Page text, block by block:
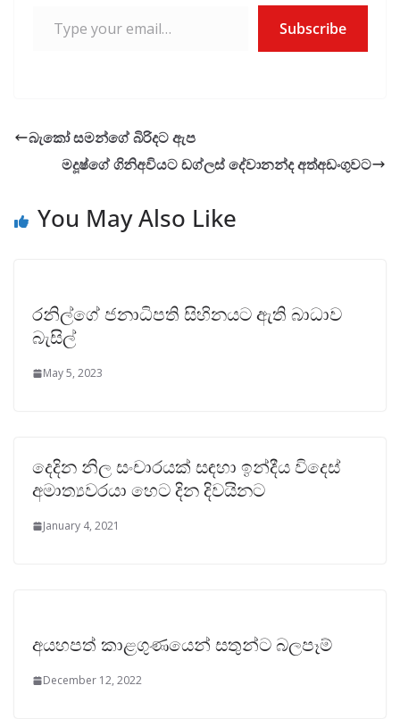
Subscribe
බැකෝ සමන්ගේ බිරිදට ඇප
මදූෂ්ගේ ගිනිඅවියට ඩග්ලස් දේවානන්ද අත්අඩංගුවට
You May Also Like
රනිල්ගේ ජනාධිපති සිහිනයට ඇති බාධාව
බැසිල්
May 5, 2023
දෙදින නිල සංචාරයක් සඳහා ඉන්දීය විදෙස්
අමාත්‍යවරයා හෙට දින දිවයිනට
January 4, 2021
අයහපත් කාළගුණයෙන් සතුන්ට බලපෑම්
December 12, 2022